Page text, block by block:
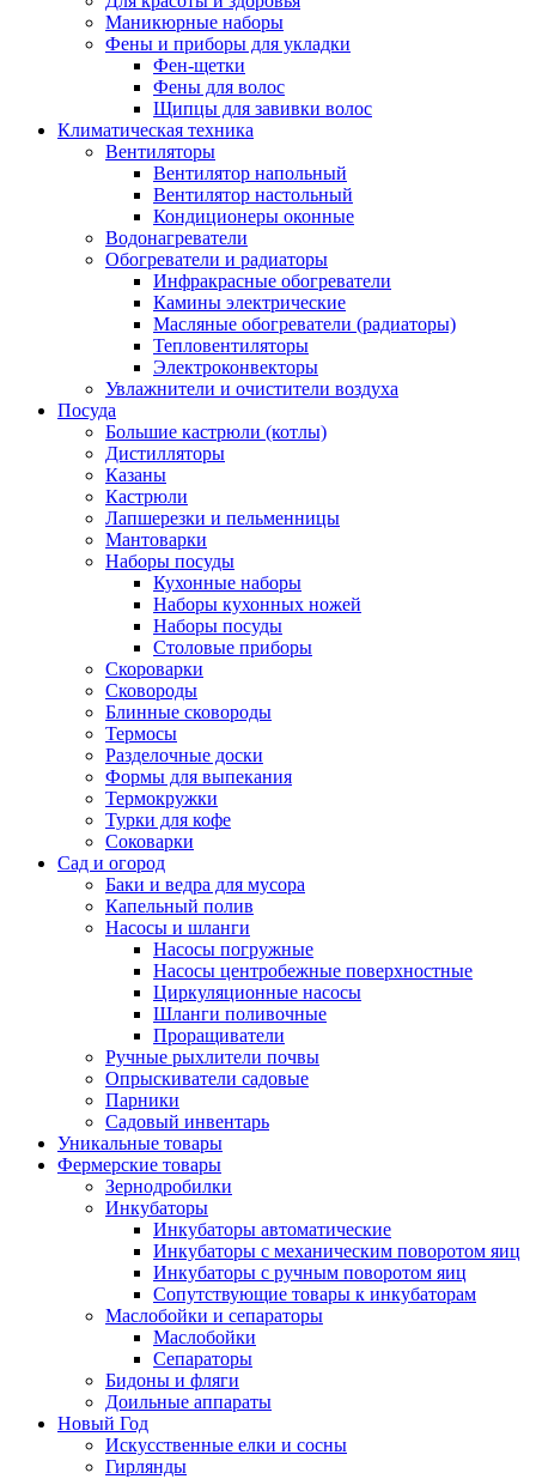
Маникюрные наборы
Фены и приборы для укладки
Фен-щетки
Фены для волос
Щипцы для завивки волос
Климатическая техника
Вентиляторы
Вентилятор напольный
Вентилятор настольный
Кондиционеры оконные
Водонагреватели
Обогреватели и радиаторы
Инфракрасные обогреватели
Камины электрические
Масляные обогреватели (радиаторы)
Тепловентиляторы
Электроконвекторы
Увлажнители и очистители воздуха
Посуда
Большие кастрюли (котлы)
Дистилляторы
Казаны
Кастрюли
Лапшерезки и пельменницы
Мантоварки
Наборы посуды
Кухонные наборы
Наборы кухонных ножей
Наборы посуды
Столовые приборы
Скороварки
Сковороды
Блинные сковороды
Термосы
Разделочные доски
Формы для выпекания
Термокружки
Турки для кофе
Соковарки
Сад и огород
Баки и ведра для мусора
Капельный полив
Насосы и шланги
Насосы погружные
Насосы центробежные поверхностные
Циркуляционные насосы
Шланги поливочные
Проращиватели
Ручные рыхлители почвы
Опрыскиватели садовые
Парники
Садовый инвентарь
Уникальные товары
Фермерские товары
Зернодробилки
Инкубаторы
Инкубаторы автоматические
Инкубаторы с механическим поворотом яиц
Инкубаторы с ручным поворотом яиц
Сопутствующие товары к инкубаторам
Маслобойки и сепараторы
Маслобойки
Сепараторы
Бидоны и фляги
Доильные аппараты
Новый Год
Искусственные елки и сосны
Гирлянды